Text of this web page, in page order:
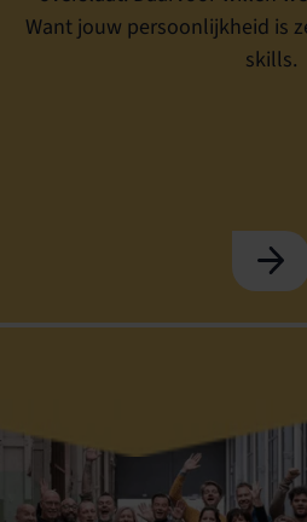
Want jouw persoonlijkheid is
skills.